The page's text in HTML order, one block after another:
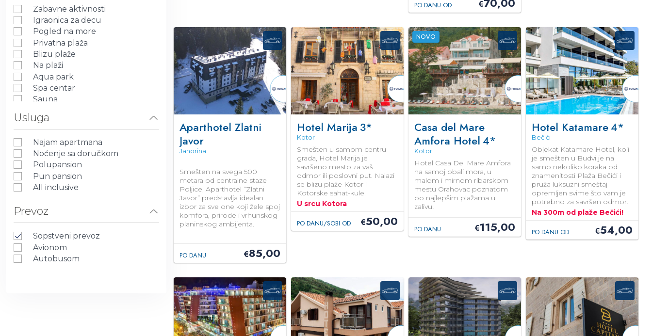
Zabavne aktivnosti
Igraonica za decu
Pogled na more
Privatna plaža
Blizu plaže
Na plaži
Aqua park
Spa centar
Sauna
Fitnes centar
Parking
Wi-Fi
Pet friendly
Terasa
Lift
Kuhinja
Bar
Đakuzi
Pogled na planinu
Blizu ski staze
Usluga
Najam apartmana
Noćenje sa doručkom
Polupansion
Pun pansion
All inclusive
Prevoz
Sopstveni prevoz
Avionom
Autobusom
PO DANU OD €
Aparthotel Zlatni
Javor
Jahorina
Smešten na svega 500
metara od centralne staze
Poljice, Aparthotel “Zlatni
Javor” predstavlja idealan
izbor za sve one koji žele spoj
komfora, prirode i vrhunskog
planinskog ambijenta.
PO DANU €85,00
Hotel Marija 3*
Kotor
Smešten u samom centru
grada, Hotel Marija je
savršeno mesto za vaš
odmor ili poslovni put. Nalazi
se blizu plaže Kotor i
Kotorske sahat-kule.
U srcu Kotora
PO DANU/SOBI OD €50,00
NOVO
Casa del Mare
Amfora Hotel4*
Kotor
Hotel Casa Del Mare Amfora
na samoj obali mora, u
malom i mirnom ribarskom
mestu Orahovac poznatom
po najlepšim plažama u
zalivu!
PO DANU €115,00
Hotel Katamare4*
Bečići
Objekat Katamare Hotel, koji
je smešten u Budvi je na
samo nekoliko koraka od
znamenitosti Plaža Bečići i
pruža luksuzni smeštaj
opremljen svime što vam je
potrebno za savršen odmor.
Na 300m od plaže Bečići!
PO DANU OD €54,00